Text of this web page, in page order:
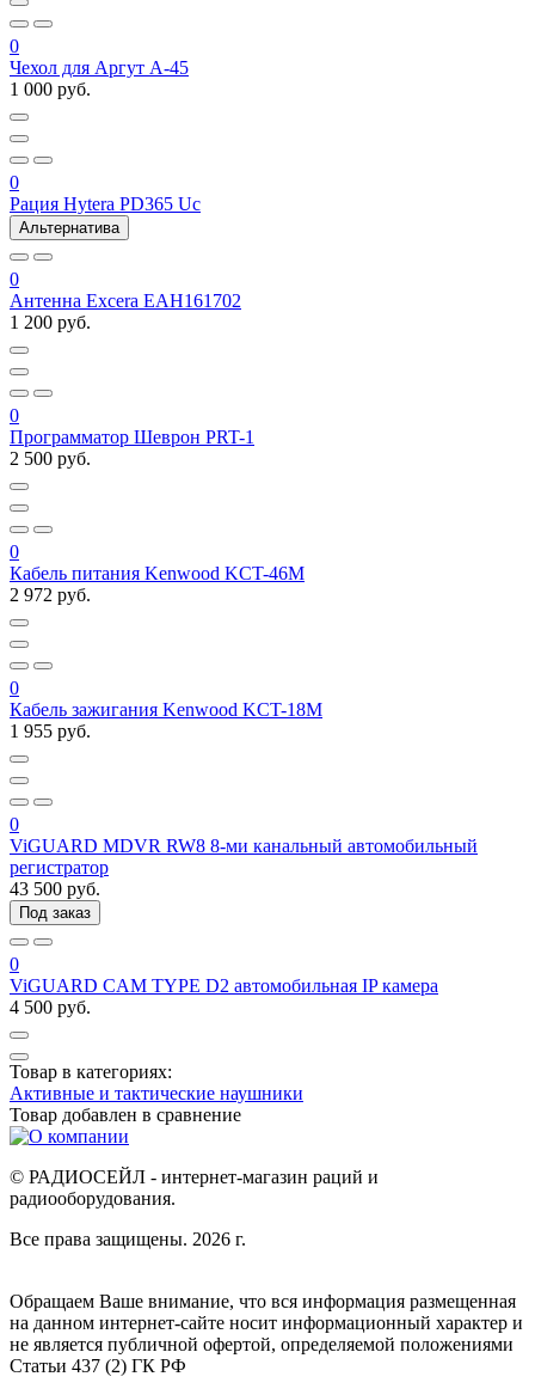
0
Чехол для Аргут А-45
1 000 руб.
0
Рация Hytera PD365 Uc
Альтернатива
0
Антенна Excera EAH161702
1 200 руб.
0
Программатор Шеврон PRT-1
2 500 руб.
0
Кабель питания Kenwood KCT-46M
2 972 руб.
0
Кабель зажигания Kenwood KCT-18M
1 955 руб.
0
ViGUARD MDVR RW8 8-ми канальный автомобильный
регистратор
43 500 руб.
Под заказ
0
ViGUARD CAM TYPE D2 автомобильная IP камера
4 500 руб.
Товар в категориях:
Активные и тактические наушники
Товар добавлен в сравнение
© РАДИОСЕЙЛ - интернет-магазин раций и
радиооборудования.
Все права защищены. 2026 г.
Обращаем Ваше внимание, что вся информация размещенная
на данном интернет-сайте носит информационный характер и
не является публичной офертой, определяемой положениями
Статьи 437 (2) ГК РФ